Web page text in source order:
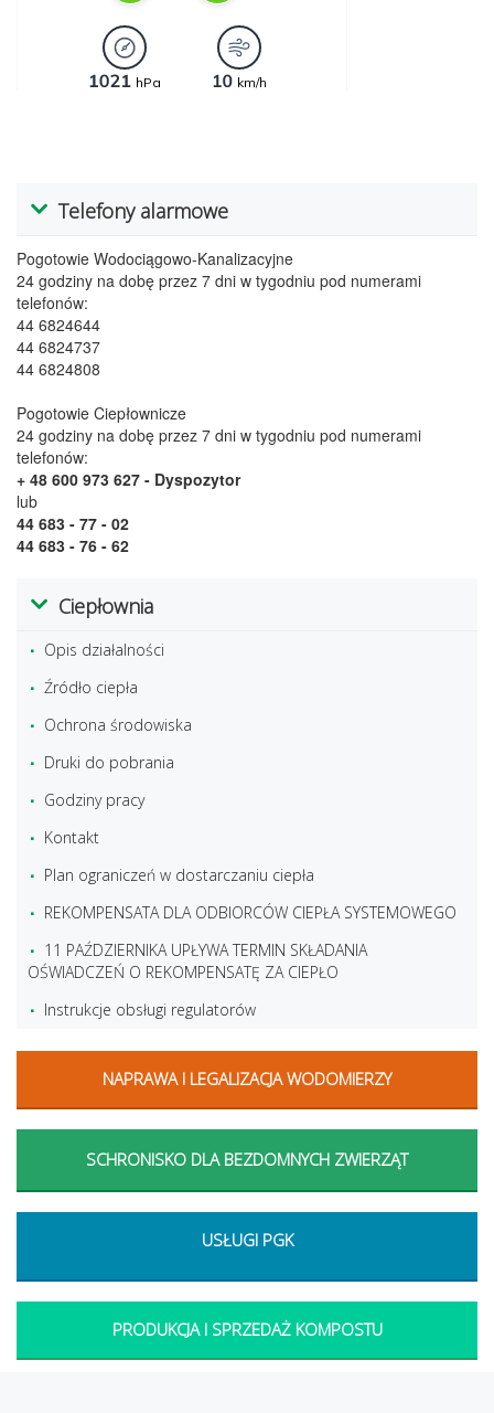
Telefony alarmowe
Pogotowie Wodociągowo-Kanalizacyjne
24 godziny na dobę przez 7 dni w tygodniu pod numerami
telefonów:
44 6824644
44 6824737
44 6824808
Pogotowie Ciepłownicze
24 godziny na dobę przez 7 dni w tygodniu pod numerami
telefonów:
+ 48 600 973 627 - Dyspozytor
lub
44 683 - 77 - 02
44 683 - 76 - 62
Ciepłownia
Opis działalności
Źródło ciepła
Ochrona środowiska
Druki do pobrania
Godziny pracy
Kontakt
Plan ograniczeń w dostarczaniu ciepła
REKOMPENSATA DLA ODBIORCÓW CIEPŁA SYSTEMOWEGO
11 PAŹDZIERNIKA UPŁYWA TERMIN SKŁADANIA
OŚWIADCZEŃ O REKOMPENSATĘ ZA CIEPŁO
Instrukcje obsługi regulatorów
NAPRAWA I LEGALIZACJA WODOMIERZY
SCHRONISKO DLA BEZDOMNYCH ZWIERZĄT
USŁUGI PGK
PRODUKCJA I SPRZEDAŻ KOMPOSTU